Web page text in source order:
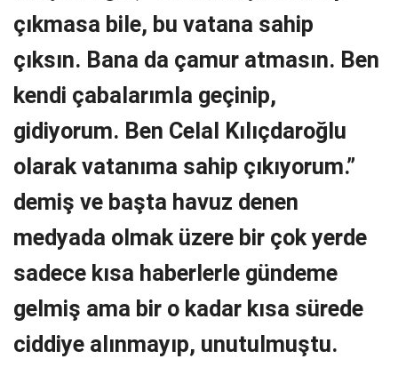
çıkmasa bile, bu vatana sahip
çıksın. Bana da çamur atmasın. Ben
kendi çabalarımla geçinip,
gidiyorum. Ben Celal Kılıçdaroğlu
olarak vatanıma sahip çıkıyorum.”
demiş ve başta havuz denen
medyada olmak üzere bir çok yerde
sadece kısa haberlerle gündeme
gelmiş ama bir o kadar kısa sürede
ciddiye alınmayıp, unutulmuştu.